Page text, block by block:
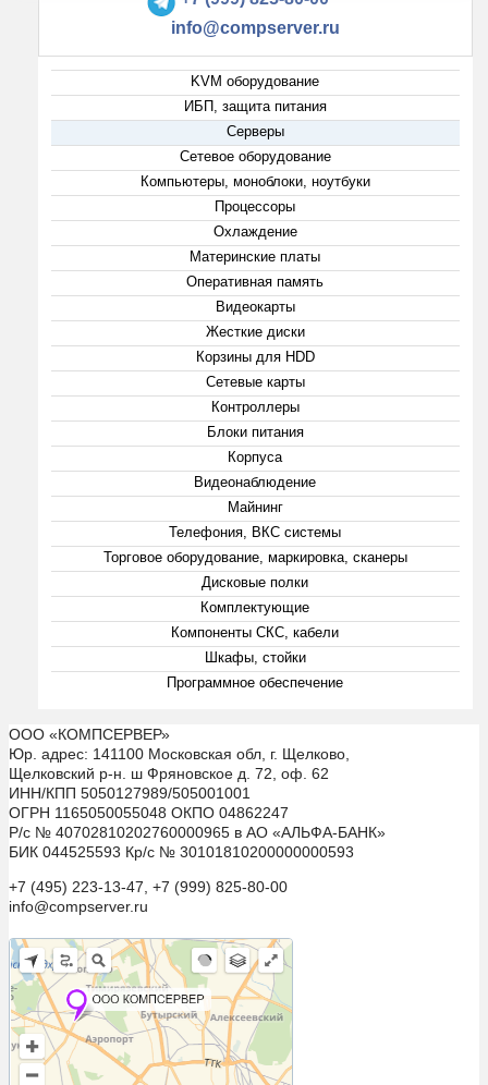
info@compserver.ru
KVM оборудование
ИБП, защита питания
Серверы
Сетевое оборудование
Компьютеры, моноблоки, ноутбуки
Процессоры
Охлаждение
Материнские платы
Оперативная память
Видеокарты
Жесткие диски
Корзины для HDD
Сетевые карты
Контроллеры
Блоки питания
Корпуса
Видеонаблюдение
Майнинг
Телефония, ВКС системы
Торговое оборудование, маркировка, сканеры
Дисковые полки
Комплектующие
Компоненты СКС, кабели
Шкафы, стойки
Программное обеспечение
ООО «КОМПСЕРВЕР»
Юр. адрес: 141100 Московская обл, г. Щелково,
Щелковский р-н. ш Фряновское д. 72, оф. 62
ИНН/КПП 5050127989/505001001
ОГРН 1165050055048 ОКПО 04862247
Р/с № 40702810202760000965 в АО «АЛЬФА-БАНК»
БИК 044525593 Кр/с № 30101810200000000593
+7 (495) 223-13-47, +7 (999) 825-80-00
info@compserver.ru